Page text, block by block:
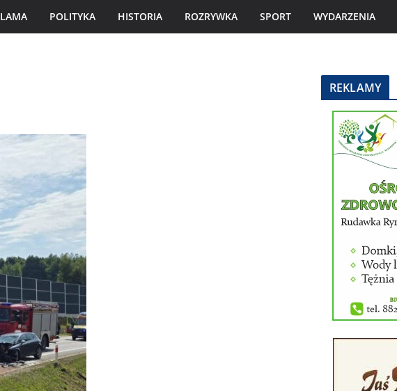
POLITYKA HISTORIA ROZRYWKA SPORT WYDARZENIA
REKLAMY